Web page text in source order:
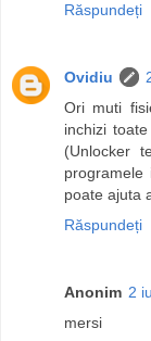
Răspundeți
Ovidiu
Ori muti
inchizi
(Unlocker
programele
poate ajuta
Răspundeți
Anonim 2
mersi